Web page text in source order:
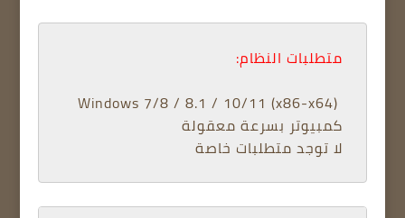
متطلبات النظام:
كمبيوتر بسرعة معقولة
لا توجد متطلبات خاصة